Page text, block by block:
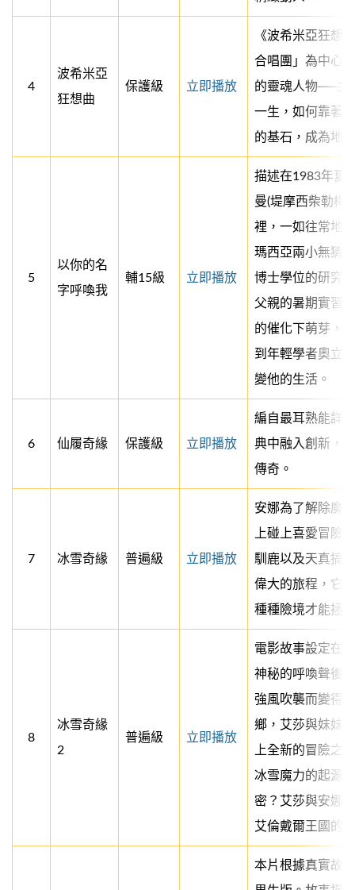
4
波希米亞
狂想曲
保護級 立即播放
《波希米亞狂想
合唱團」為中心
的靈魂人物──主
一生，如何靠著
的基石，成為地
5
以你的名
字呼喚我
輔15級 立即播放
描述在1983年夏
曼(堤摩西柴勒梅
裡，一如往常地
瑪西亞兩小無猜
博士學位的研究
父親的暑期實習
的催化下萌芽，
到年輕學者奧立
變他的生活。
6 仙履奇緣 保護級 立即播放
編自最耳熟能詳
典中融入創新，
傳奇。
7 冰雪奇緣 普遍級 立即播放
安娜為了解除魔
上碰上喜愛冒險
馴鹿以及天真搞
偉大的旅程，它
種種險境才能拯
8
冰雪奇緣
2
普遍級 立即播放
電影故事設定在
神秘的呼喚聲後
強風吹襲而變得
鄉，艾莎與妹妹
上全新的冒險之
冰雪魔力的起源
密？艾莎與安娜
艾倫戴爾王國的
本片根據真實故